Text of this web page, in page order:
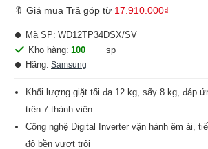
🔖 Giá mua Trả góp từ 17.910.000₫
Kho hàng: 100
sp
Hãng: Samsung
Mã SP: WD12TP34DSX/SV
Khối lượng giặt tối đa 12 kg, sấy 8 kg, đáp
trên 7 thành viên
Công nghệ Digital Inverter vận hành êm ái,
độ bền vượt trội